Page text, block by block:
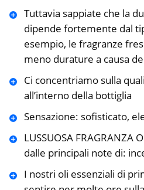
Tuttavia sappiate che la
dipende fortemente dal
esempio, le fragranze
meno durature a causa
Ci concentriamo sulla
all’interno della bottiglia
Sensazione: sofisticato,
LUSSUOSA FRAGRANZA
dalle principali note di:
I nostri oli essenziali di